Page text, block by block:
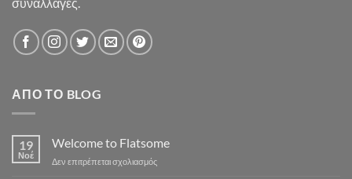
ΑΠΌ ΤΟ BLOG
19
Νοέ
Welcome to Flatsome
Δεν επιτρέπεται σχολιασμόςστο